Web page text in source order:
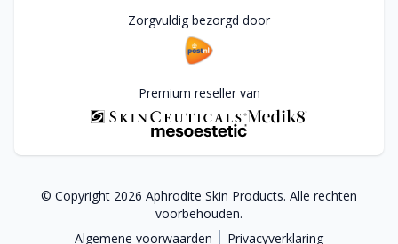
Zorgvuldig bezorgd door
Premium reseller van
© Copyright 2026 Aphrodite Skin Products. Alle rechten
voorbehouden.
Algemene voorwaarden
Privacyverklaring